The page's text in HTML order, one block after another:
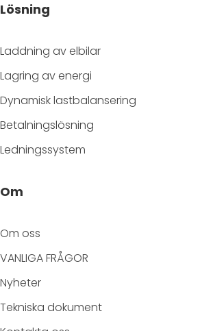
Lösning
Laddning av elbilar
Lagring av energi
Dynamisk lastbalansering
Betalningslösning
Ledningssystem
Om
Om oss
VANLIGA FRÅGOR
Nyheter
Tekniska dokument